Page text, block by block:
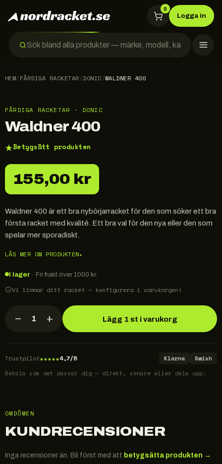
0
Logga in
HEM/FÄRDIGA RACKETAR/DONIC/WALDNER 400
FÄRDIGA RACKETAR · DONIC
Waldner 400
★Betygsätt produkten
155,00 kr
Waldner 400 är ett bra nybörjarracket för den som söker ett bra
första racket med kvalité. Ett bra val för den nya eller den som
spelar mer sporadiskt.
LÄS MER OM PRODUKTEN▾
I lager · Fri frakt över 1000 kr.
Vi limmar ditt racket — konfigurera i varukorgen!
− 1 + Lägg 1 st i varukorg
Trustpilot★★★★★4,7/5 Klarna
Swish
Betala som det passar dig — direkt, senare eller dela upp.
OMDÖMEN
KUNDRECENSIONER
Inga recensioner än. Bli först med att betygsätta produkten →